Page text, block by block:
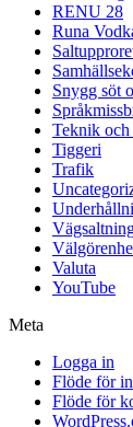
RENU 28
Runa
Snygg söt
Teknik och
Tiggeri
Trafik
Valuta
YouTube
Meta
Logga in
Flöde för
Flöde för